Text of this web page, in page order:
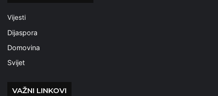
Vijesti
Dijaspora
Domovina
Svijet
VAŽNI LINKOVI